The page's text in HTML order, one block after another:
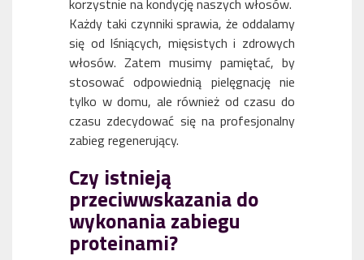
korzystnie na kondycję naszych włosów.
Każdy taki czynniki sprawia, że oddalamy
się od lśniących, mięsistych i zdrowych
włosów. Zatem musimy pamiętać, by
stosować odpowiednią pielęgnację nie
tylko w domu, ale również od czasu do
czasu zdecydować się na profesjonalny
zabieg regenerujący.
Czy istnieją
przeciwwskazania do
wykonania zabiegu
proteinami?